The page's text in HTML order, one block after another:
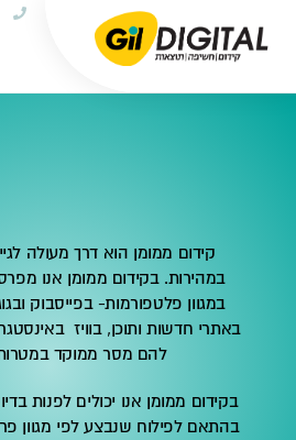
קידום ממומן הוא דרך מעולה
במהירות. בקידום ממומן אנו
במגוון פלטפורמות- בפייסבוק
באתרי חדשות ותוכן, בוויז
להם מסר ממוקד
בקידום ממומן אנו יכולים לפנות
בהתאם לפילוח שנבצע לפי מגוון